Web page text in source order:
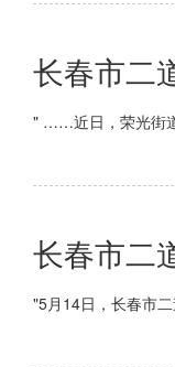
长春市二
" ……近日，荣光街
长春市二
"5月14日，长春市